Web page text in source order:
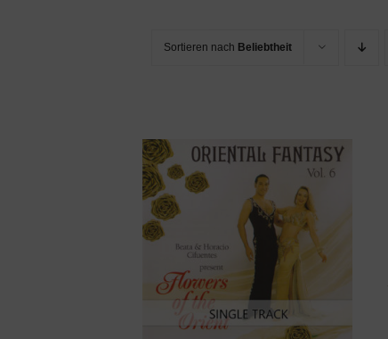
Sortieren nach Beliebtheit